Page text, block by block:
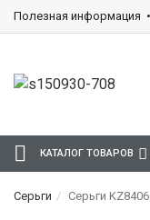
Полезная информация
КАТАЛОГ ТОВАРОВ
Серьги Серьги KZ8406